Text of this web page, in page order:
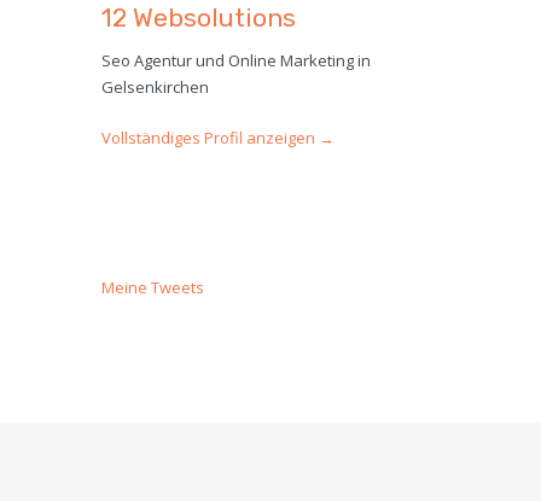
12 Websolutions
Seo Agentur und Online Marketing in
Gelsenkirchen
Vollständiges Profil anzeigen →
Meine Tweets